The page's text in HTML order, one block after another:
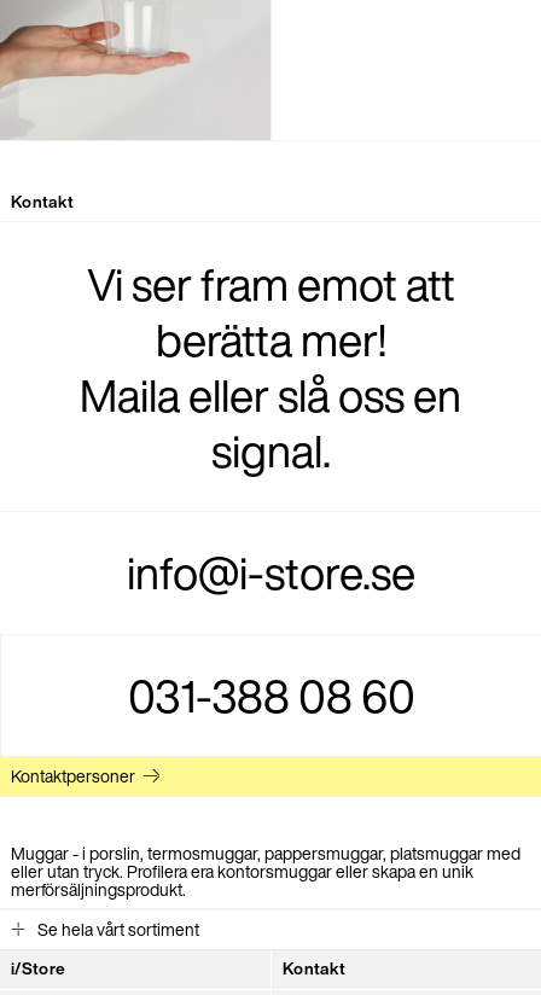
Kontakt
Vi ser fram emot att
berätta mer!
Maila eller slå oss en
signal.
info@i-store.se
031-388 08 60
Kontaktpersoner
Muggar - i porslin, termosmuggar, pappersmuggar, platsmuggar med
eller utan tryck. Profilera era kontorsmuggar eller skapa en unik
merförsäljningsprodukt.
Se hela vårt sortiment
i/Store Kontakt